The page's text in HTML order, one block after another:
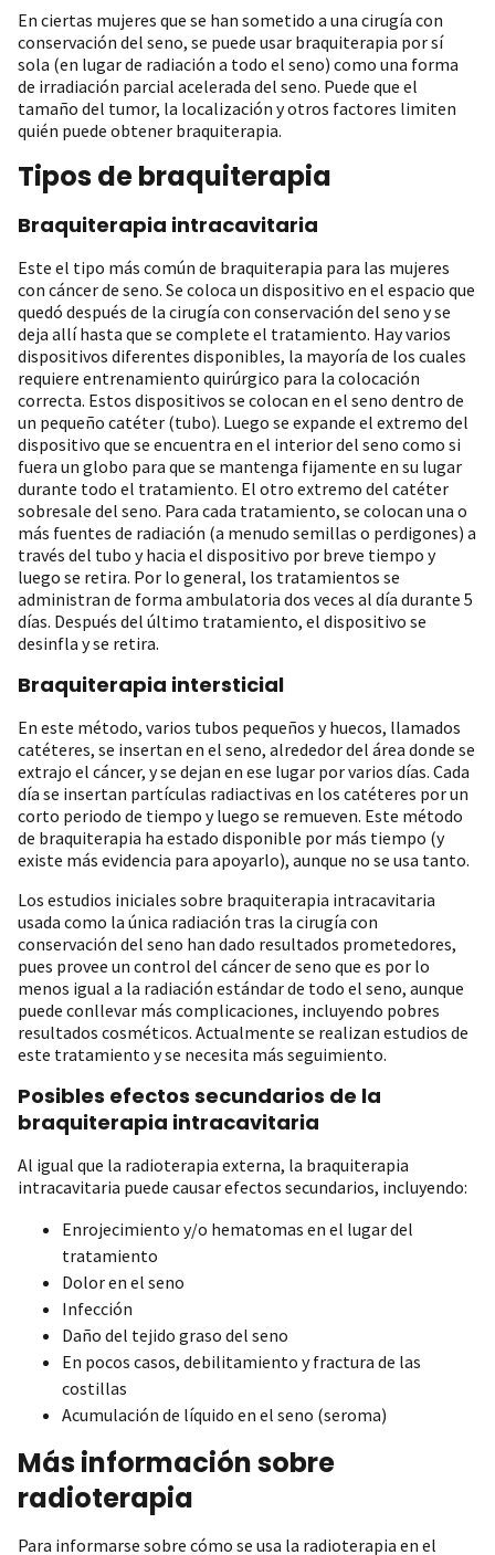
En ciertas mujeres que se han sometido a una cirugía con
conservación del seno, se puede usar braquiterapia por sí
sola (en lugar de radiación a todo el seno) como una forma
de irradiación parcial acelerada del seno. Puede que el
tamaño del tumor, la localización y otros factores limiten
quién puede obtener braquiterapia.
Tipos de braquiterapia
Braquiterapia intracavitaria
Este el tipo más común de braquiterapia para las mujeres
con cáncer de seno. Se coloca un dispositivo en el espacio que
quedó después de la cirugía con conservación del seno y se
deja allí hasta que se complete el tratamiento. Hay varios
dispositivos diferentes disponibles, la mayoría de los cuales
requiere entrenamiento quirúrgico para la colocación
correcta. Estos dispositivos se colocan en el seno dentro de
un pequeño catéter (tubo). Luego se expande el extremo del
dispositivo que se encuentra en el interior del seno como si
fuera un globo para que se mantenga fijamente en su lugar
durante todo el tratamiento. El otro extremo del catéter
sobresale del seno. Para cada tratamiento, se colocan una o
más fuentes de radiación (a menudo semillas o perdigones) a
través del tubo y hacia el dispositivo por breve tiempo y
luego se retira. Por lo general, los tratamientos se
administran de forma ambulatoria dos veces al día durante 5
días. Después del último tratamiento, el dispositivo se
desinfla y se retira.
Braquiterapia intersticial
En este método, varios tubos pequeños y huecos, llamados
catéteres, se insertan en el seno, alrededor del área donde se
extrajo el cáncer, y se dejan en ese lugar por varios días. Cada
día se insertan partículas radiactivas en los catéteres por un
corto periodo de tiempo y luego se remueven. Este método
de braquiterapia ha estado disponible por más tiempo (y
existe más evidencia para apoyarlo), aunque no se usa tanto.
Los estudios iniciales sobre braquiterapia intracavitaria
usada como la única radiación tras la cirugía con
conservación del seno han dado resultados prometedores,
pues provee un control del cáncer de seno que es por lo
menos igual a la radiación estándar de todo el seno, aunque
puede conllevar más complicaciones, incluyendo pobres
resultados cosméticos. Actualmente se realizan estudios de
este tratamiento y se necesita más seguimiento.
Posibles efectos secundarios de la
braquiterapia intracavitaria
Al igual que la radioterapia externa, la braquiterapia
intracavitaria puede causar efectos secundarios, incluyendo:
Enrojecimiento y/o hematomas en el lugar del
tratamiento
Dolor en el seno
Infección
Daño del tejido graso del seno
En pocos casos, debilitamiento y fractura de las
costillas
Acumulación de líquido en el seno (seroma)
Más información sobre
radioterapia
Para informarse sobre cómo se usa la radioterapia en el